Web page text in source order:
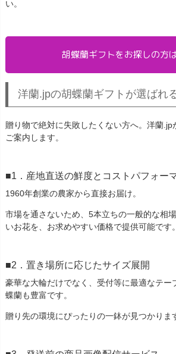
い。
胡蝶蘭ギフトをお探しの方
洋蘭.jpの胡蝶蘭ギフトが選ばれ
贈り物で絶対に失敗したくない方へ。洋蘭.jp
ご案内します。
1．産地直送の鮮度とコストパフォー
1960年創業の農家から直接お届け。
市場を通さないため、5本立ちの一般的な相
いお花を、お求めやすい価格で提供可能です。
2．置き場所に応じたサイズ展開
豪華な大輪だけでなく、受付等に最適なテー
蝶蘭も豊富です。
贈り先の環境にぴったりの一鉢が見つかりま